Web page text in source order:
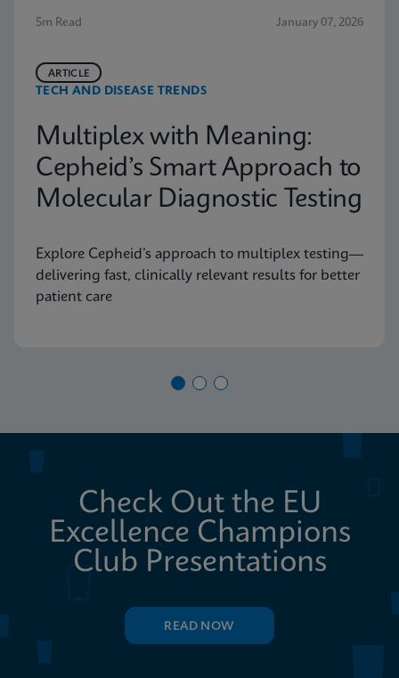
5m Read January 07, 2026
TECH AND DISEASE TRENDS
ARTICLE
Multiplex with Meaning:
Cepheid’s Smart Approach to
Molecular Diagnostic Testing
Explore Cepheid’s approach to multiplex testing—
delivering fast, clinically relevant results for better
patient care
Check Out the EU
Excellence Champions
Club Presentations
READ NOW